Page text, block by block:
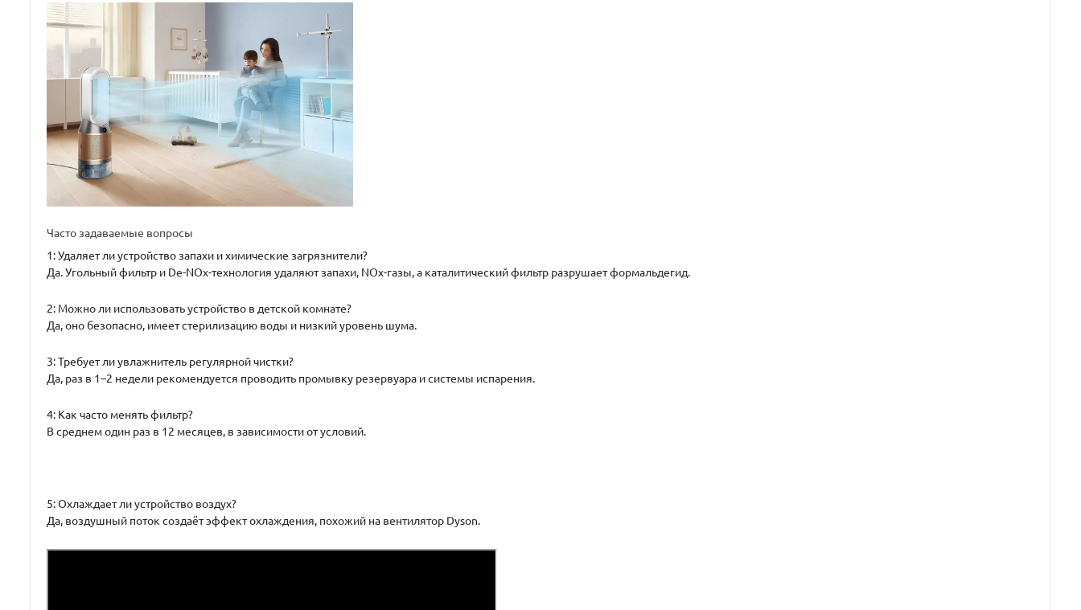
Часто задаваемые вопросы
1: Удаляет ли устройство запахи и химические загрязнители?
Да. Угольный фильтр и De-NOx-технология удаляют запахи, NOx-газы, а каталитический фильтр разрушает формальдегид.
2: Можно ли использовать устройство в детской комнате?
Да, оно безопасно, имеет стерилизацию воды и низкий уровень шума.
3: Требует ли увлажнитель регулярной чистки?
Да, раз в 1–2 недели рекомендуется проводить промывку резервуара и системы испарения.
4: Как часто менять фильтр?
В среднем один раз в 12 месяцев, в зависимости от условий.
5: Охлаждает ли устройство воздух?
Да, воздушный поток создаёт эффект охлаждения, похожий на вентилятор Dyson.